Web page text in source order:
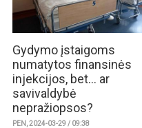
Gydymo įstaigoms
numatytos finansinės
injekcijos, bet... ar
savivaldybė
nepražiopsos?
PEN, 2024-03-29 / 09:38